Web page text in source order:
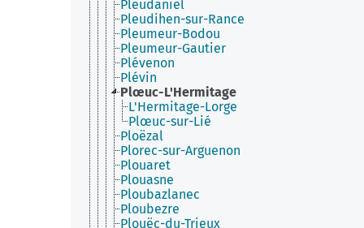
Pleudaniel
Pleudihen-sur-Rance
Pleumeur-Bodou
Pleumeur-Gautier
Plévenon
Plévin
Plœuc-L'Hermitage
L'Hermitage-Lorge
Plœuc-sur-Lié
Ploëzal
Plorec-sur-Arguenon
Plouaret
Plouasne
Ploubazlanec
Ploubezre
Plouëc-du-Trieux